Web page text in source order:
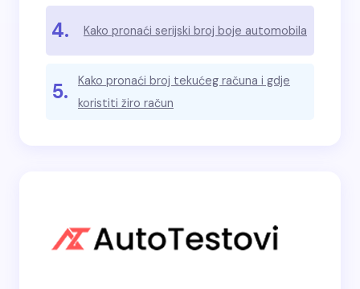
4. Kako pronaći serijski broj boje automobila
5.
Kako pronaći broj tekućeg računa i gdje
koristiti žiro račun